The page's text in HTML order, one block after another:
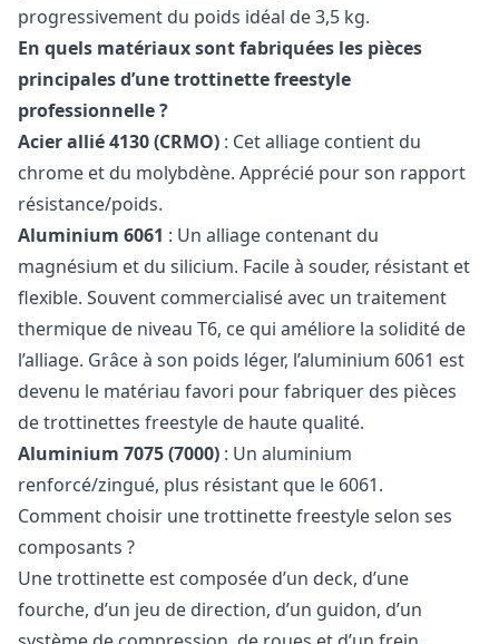
progressivement du poids idéal de 3,5 kg.
En quels matériaux sont fabriquées les pièces
principales d’une trottinette freestyle
professionnelle ?
Acier allié 4130 (CRMO) : Cet alliage contient du
chrome et du molybdène. Apprécié pour son rapport
résistance/poids.
Aluminium 6061 : Un alliage contenant du
magnésium et du silicium. Facile à souder, résistant et
flexible. Souvent commercialisé avec un traitement
thermique de niveau T6, ce qui améliore la solidité de
l’alliage. Grâce à son poids léger, l’aluminium 6061 est
devenu le matériau favori pour fabriquer des pièces
de trottinettes freestyle de haute qualité.
Aluminium 7075 (7000) : Un aluminium
renforcé/zingué, plus résistant que le 6061.
Comment choisir une trottinette freestyle selon ses
composants ?
Une trottinette est composée d’un deck, d’une
fourche, d’un jeu de direction, d’un guidon, d’un